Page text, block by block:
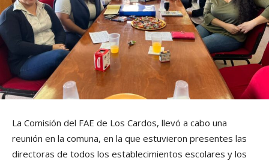
La Comisión del FAE de Los Cardos, llevó a cabo una
reunión en la comuna, en la que estuvieron presentes las
directoras de todos los establecimientos escolares y los